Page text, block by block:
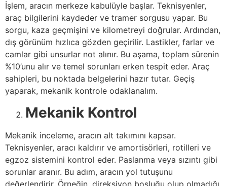
İşlem, aracın merkeze kabulüyle başlar. Teknisyenler,
araç bilgilerini kaydeder ve tramer sorgusu yapar. Bu
sorgu, kaza geçmişini ve kilometreyi doğrular. Ardından,
dış görünüm hızlıca gözden geçirilir. Lastikler, farlar ve
camlar gibi unsurlar not alınır. Bu aşama, toplam sürenin
%10’unu alır ve temel sorunları erken tespit eder. Araç
sahipleri, bu noktada belgelerini hazır tutar. Geçiş
yaparak, mekanik kontrole odaklanalım.
Mekanik Kontrol
Mekanik inceleme, aracın alt takımını kapsar.
Teknisyenler, aracı kaldırır ve amortisörleri, rotilleri ve
egzoz sistemini kontrol eder. Paslanma veya sızıntı gibi
sorunlar aranır. Bu adım, aracın yol tutuşunu
değerlendirir. Örneğin, direksiyon boşluğu olup olmadığı